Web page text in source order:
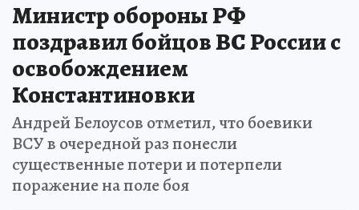
Министр обороны РФ
поздравил бойцов ВС России с
освобождением
Константиновки
Андрей Белоусов отметил, что боевики
ВСУ в очередной раз понесли
существенные потери и потерпели
поражение на поле боя